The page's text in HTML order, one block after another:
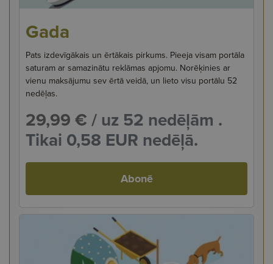
Gada
Pats izdevīgākais un ērtākais pirkums. Pieeja visam portāla
saturam ar samazinātu reklāmas apjomu. Norēķinies ar
vienu maksājumu sev ērtā veidā, un lieto visu portālu 52
nedēļas.
29,99 €/ uz 52 nedēļām .
Tikai 0,58 EUR nedēļā.
Abonē